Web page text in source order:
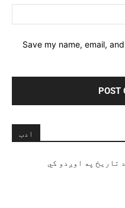
Save my name, email,
ادب
تاريخ په اوږدو کي